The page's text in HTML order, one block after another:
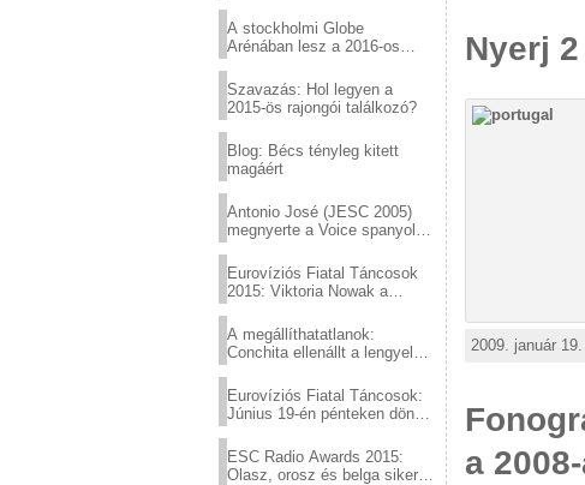
A stockholmi Globe
Arénában lesz a 2016-os
Szavazás: Hol legyen a
2015-ös rajongói találkozó?
Blog: Bécs tényleg kitett
magáért
Antonio José (JESC 2005)
megnyerte a Voice spanyol
Eurovíziós Fiatal Táncosok
2015: Viktoria Nowak a
A megállíthatatlanok:
Conchita ellenállt a lengyel
Eurovíziós Fiatal Táncosok:
Június 19-én pénteken döntő
ESC Radio Awards 2015:
Olasz, orosz és belga siker,
Nyerj
2009. január
a